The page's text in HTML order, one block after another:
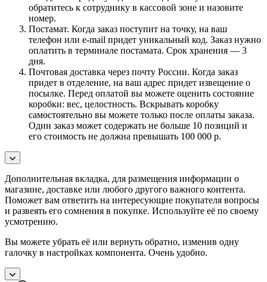
обратитесь к сотруднику в кассовой зоне и назовите
номер.
Постамат. Когда заказ поступит на точку, на ваш
телефон или e-mail придет уникальный код. Заказ нужно
оплатить в терминале постамата. Срок хранения — 3
дня.
Почтовая доставка через почту России. Когда заказ
придет в отделение, на ваш адрес придет извещение о
посылке. Перед оплатой вы можете оценить состояние
коробки: вес, целостность. Вскрывать коробку
самостоятельно вы можете только после оплаты заказа.
Один заказ может содержать не больше 10 позиций и
его стоимость не должна превышать 100 000 р.
Дополнительная вкладка, для размещения информации о
магазине, доставке или любого другого важного контента.
Поможет вам ответить на интересующие покупателя вопросы
и развеять его сомнения в покупке. Используйте её по своему
усмотрению.
Вы можете убрать её или вернуть обратно, изменив одну
галочку в настройках компонента. Очень удобно.